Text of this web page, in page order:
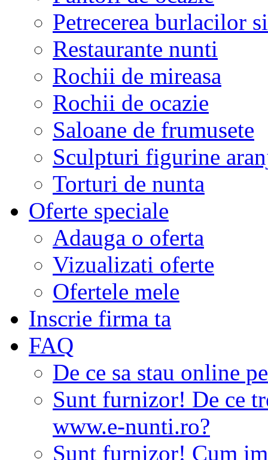
Petrecerea burlacilor
Restaurante nunti
Rochii de mireasa
Rochii de ocazie
Saloane de frumusete
Sculpturi figurine
Torturi de nunta
Oferte speciale
Adauga o oferta
Vizualizati oferte
Ofertele mele
Inscrie firma ta
FAQ
De ce sa stau online
Sunt furnizor! De ce
www.e-nunti.ro?
Sunt furnizor! Cum